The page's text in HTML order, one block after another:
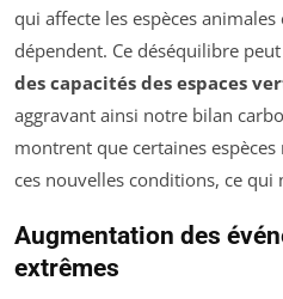
qui affecte les espèces
dépendent. Ce déséquilibre
des capacités des espaces
aggravant ainsi notre bilan
montrent que certaines espèces
ces nouvelles conditions, ce qui
Augmentation des
extrêmes